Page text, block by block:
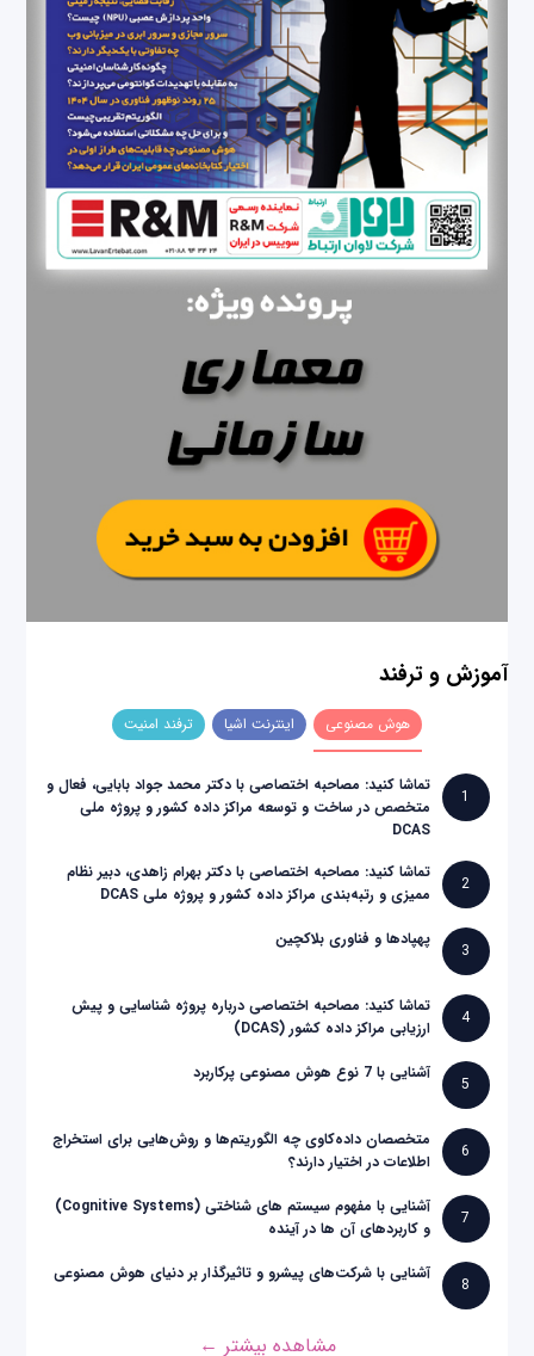
آموزش و ترفند
هوش مصنوعی اینترنت اشیا ترفند امنیت
1
تماشا کنید: مصاحبه اختصاصی با دکتر محمد جواد بابایی، فعال و
متخصص در ساخت و توسعه مراکز داده کشور و پروژه ملی
DCAS
2
تماشا کنید: مصاحبه اختصاصی با دکتر بهرام زاهدی، دبیر نظام
ممیزی و رتبه‌بندی مراکز داده کشور و پروژه ملی DCAS
3
پهپادها و فناوری بلاکچین
4
تماشا کنید: مصاحبه اختصاصی درباره پروژه شناسایی و پیش
ارزیابی مراکز داده کشور (DCAS)
5
آشنایی با 7 نوع هوش مصنوعی پرکاربرد
6
متخصصان داده‌کاوی چه الگوریتم‌ها و روش‌هایی برای استخراج
اطلاعات در اختیار دارند؟
7
آشنایی با مفهوم سیستم های شناختی (Cognitive Systems)
و کاربردهای آن ها در آینده
8
آشنایی با شرکت‌های پیشرو و تاثیرگذار بر دنیای هوش مصنوعی
مشاهده بیشتر ←